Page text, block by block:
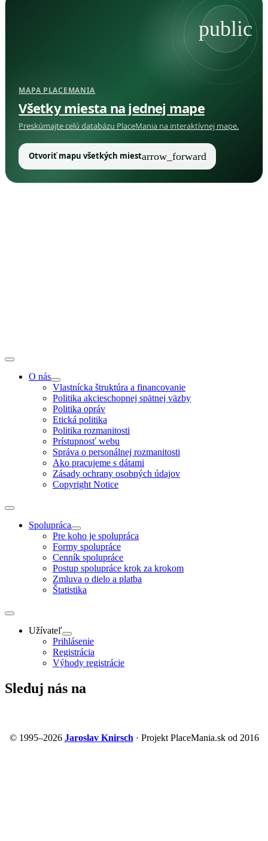
public
MAPA PLACEMANIA
Všetky miesta na jednej mape
Preskúmajte celú databázu PlaceMania na interaktívnej mape.
Otvoriť mapu všetkých miestarrow_forward
O nás
Vlastnícka štruktúra a financovanie
Politika akcieschopnej spätnej väzby
Politika opráv
Etická politika
Politika rozmanitosti
Prístupnosť webu
Správa o personálnej rozmanitosti
Ako pracujeme s dátami
Zásady ochrany osobných údajov
Copyright Notice
Spolupráca
Pre koho je spolupráca
Formy spolupráce
Cenník spolupráce
Postup spolupráce krok za krokom
Zmluva o dielo a platba
Štatistika
Užívateľ
Prihlásenie
Registrácia
Výhody registrácie
Sleduj nás na
© 1995–2026 Jaroslav Knirsch · Projekt PlaceMania.sk od 2016